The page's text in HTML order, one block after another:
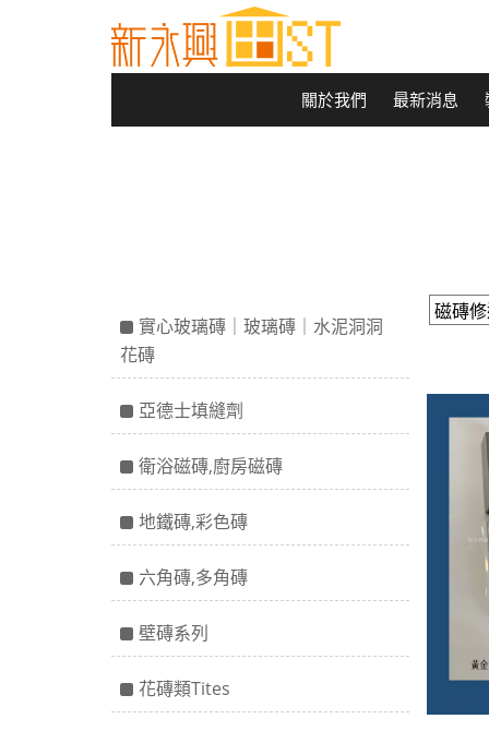
關於我們 最新消息
實心玻璃磚｜玻璃磚｜水泥洞洞
花磚
亞德士填縫劑
衛浴磁磚,廚房磁磚
地鐵磚,彩色磚
六角磚,多角磚
壁磚系列
花磚類Tites